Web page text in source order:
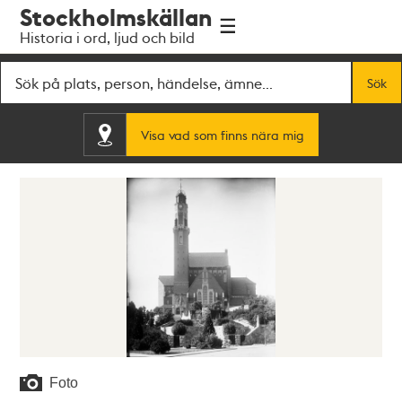
navigationen
huvudinnehållet
Stockholmskällan
Historia i ord, ljud och bild
Sök
Visa vad som finns nära mig
Foto